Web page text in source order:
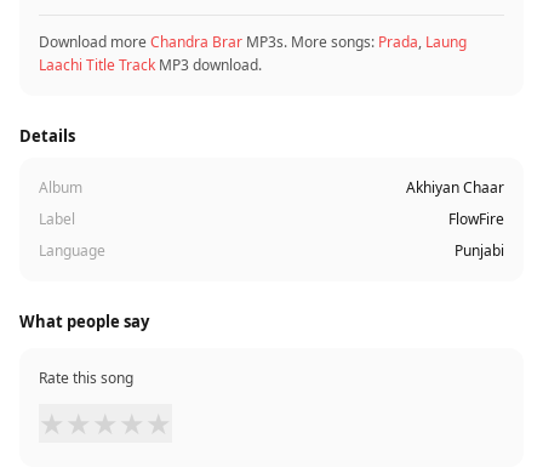
Download moreChandra Brar MP3s. More songs: Prada, Laung
Laachi Title Track MP3 download.
Details
Album
Akhiyan Chaar
Label
FlowFire
Language
Punjabi
What people say
Rate this song
★ ★ ★ ★ ★